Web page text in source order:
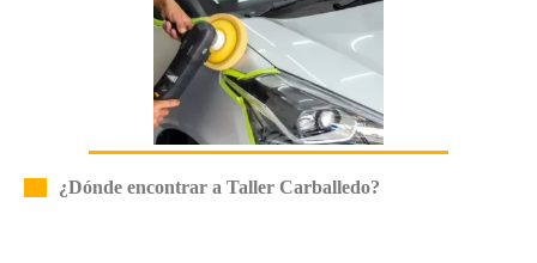
¿Dónde encontrar a Taller Carballedo?